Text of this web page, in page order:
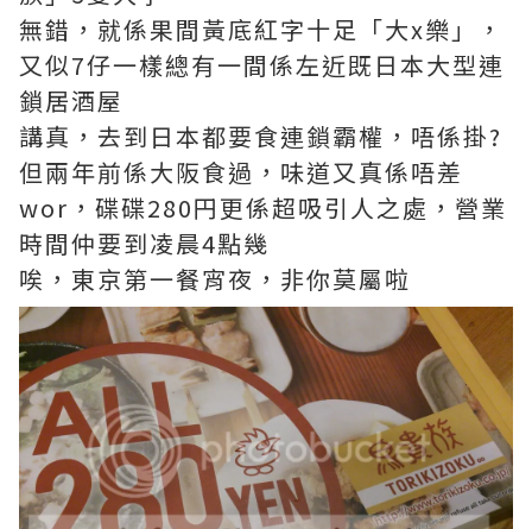
無錯，就係果間黃底紅字十足「大x樂」，
又似7仔一樣總有一間係左近既日本大型連
鎖居酒屋
講真，去到日本都要食連鎖霸權，唔係掛?
但兩年前係大阪食過，味道又真係唔差
wor，碟碟280円更係超吸引人之處，營業
時間仲要到凌晨4點幾
唉，東京第一餐宵夜，非你莫屬啦